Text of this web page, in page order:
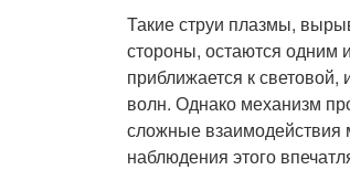
Такие струи плазмы,
стороны, остаются одним
приближается к
волн. Однако механизм
сложные
наблюдения этого